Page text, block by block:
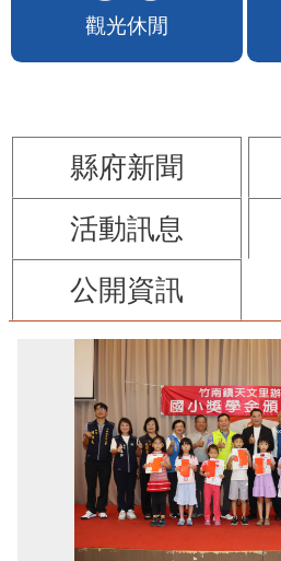
觀光休閒
縣府新聞
活動訊息
公開資訊